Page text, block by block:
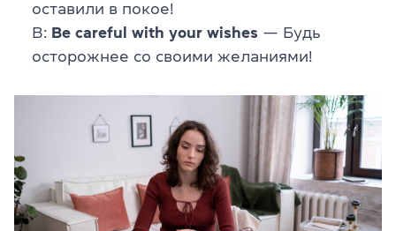
оставили в покое!
В: Be careful with your wishes — Будь
осторожнее со своими желаниями!